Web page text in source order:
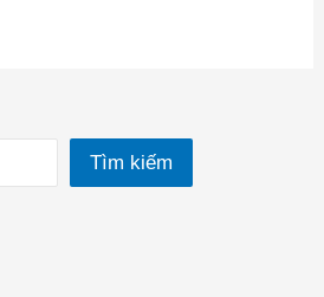
Tìm kiếm